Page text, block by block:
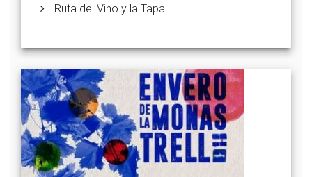
Ruta del Vino y la Tapa